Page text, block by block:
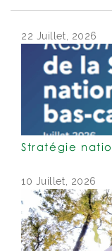
22 Juillet, 2026
Stratégie
10 Juillet, 2026